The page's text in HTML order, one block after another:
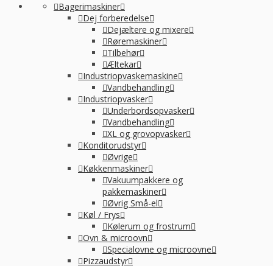
Bagerimaskiner
Dej forberedelse
Dejæltere og mixere
Røremaskiner
Tilbehør
Æltekar
Industriopvaskemaskine
Vandbehandling
Industriopvasker
Underbordsopvasker
Vandbehandling
XL og grovopvasker
Konditorudstyr
Øvrige
Køkkenmaskiner
Vakuumpakkere og
pakkemaskiner
Øvrig Små-el
Køl / Frys
Kølerum og frostrum
Ovn & microovn
Specialovne og microovne
Pizzaudstyr